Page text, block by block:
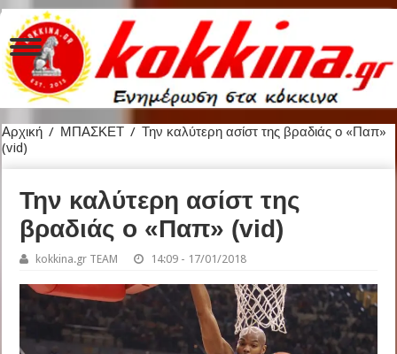
Αρχική / ΜΠΑΣΚΕΤ / Την καλύτερη ασίστ της βραδιάς ο «Παπ»
(vid)
Την καλύτερη ασίστ της
βραδιάς ο «Παπ» (vid)
kokkina.gr TEAM 14:09 - 17/01/2018